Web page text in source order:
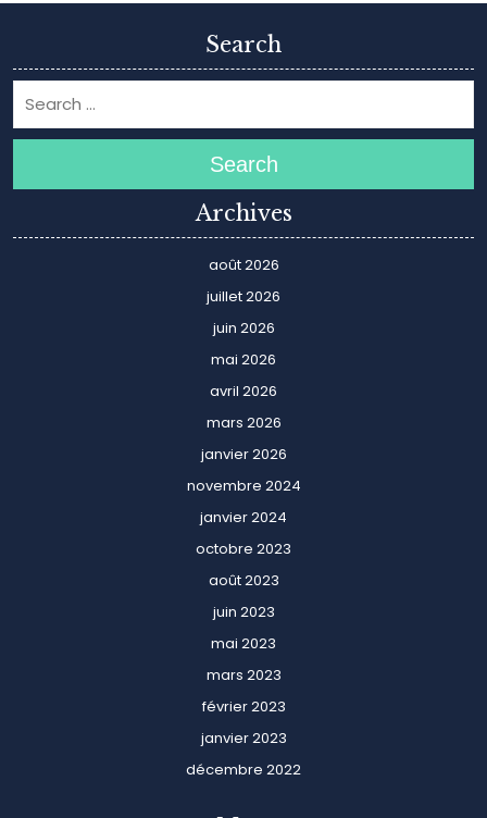
Search
Search
Archives
août 2026
juillet 2026
juin 2026
mai 2026
avril 2026
mars 2026
janvier 2026
novembre 2024
janvier 2024
octobre 2023
août 2023
juin 2023
mai 2023
mars 2023
février 2023
janvier 2023
décembre 2022